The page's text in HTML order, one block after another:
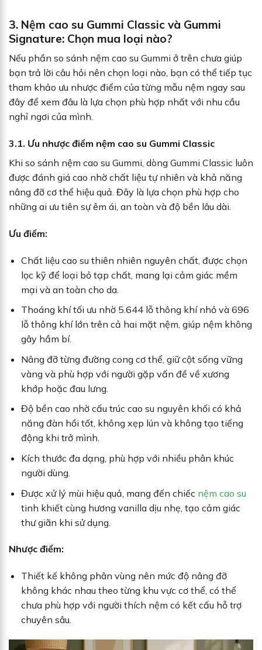
3. Nệm cao su Gummi Classic và Gummi
Signature: Chọn mua loại nào?
Nếu phần so sánh nệm cao su Gummi ở trên chưa giúp
bạn trả lời câu hỏi nên chọn loại nào, bạn có thể tiếp tục
tham khảo ưu nhược điểm của từng mẫu nệm ngay sau
đây để xem đâu là lựa chọn phù hợp nhất với nhu cầu
nghỉ ngơi của mình.
3.1. Ưu nhược điểm nệm cao su Gummi Classic
Khi so sánh nệm cao su Gummi, dòng Gummi Classic luôn
được đánh giá cao nhờ chất liệu tự nhiên và khả năng
nâng đỡ cơ thể hiệu quả. Đây là lựa chọn phù hợp cho
những ai ưu tiên sự êm ái, an toàn và độ bền lâu dài.
Ưu điểm:
Chất liệu cao su thiên nhiên nguyên chất, được chọn
lọc kỹ để loại bỏ tạp chất, mang lại cảm giác mềm
mại và an toàn cho da.
Thoáng khí tối ưu nhờ 5.644 lỗ thông khí nhỏ và 696
lỗ thông khí lớn trên cả hai mặt nệm, giúp nệm không
gây hầm bí.
Nâng đỡ từng đường cong cơ thể, giữ cột sống vững
vàng và phù hợp với người gặp vấn đề về xương
khớp hoặc đau lưng.
Độ bền cao nhờ cấu trúc cao su nguyên khối có khả
năng đàn hồi tốt, không xẹp lún và không tạo tiếng
động khi trở mình.
Kích thước đa dạng, phù hợp với nhiều phân khúc
người dùng.
Được xử lý mùi hiệu quả, mang đến chiếc nệm cao su
tinh khiết cùng hương vanilla dịu nhẹ, tạo cảm giác
thư giãn khi sử dụng.
Nhược điểm:
Thiết kế không phân vùng nên mức độ nâng đỡ
không khác nhau theo từng khu vực cơ thể, có thể
chưa phù hợp với người thích nệm có kết cấu hỗ trợ
chuyên sâu.